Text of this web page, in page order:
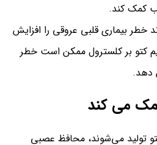
کمک کند.
خطر بیماری قلبی عروقی را افزایش
کتو بر کلسترول ممکن است خطر
دهد.
تولید می‌شوند، محافظ عصبی